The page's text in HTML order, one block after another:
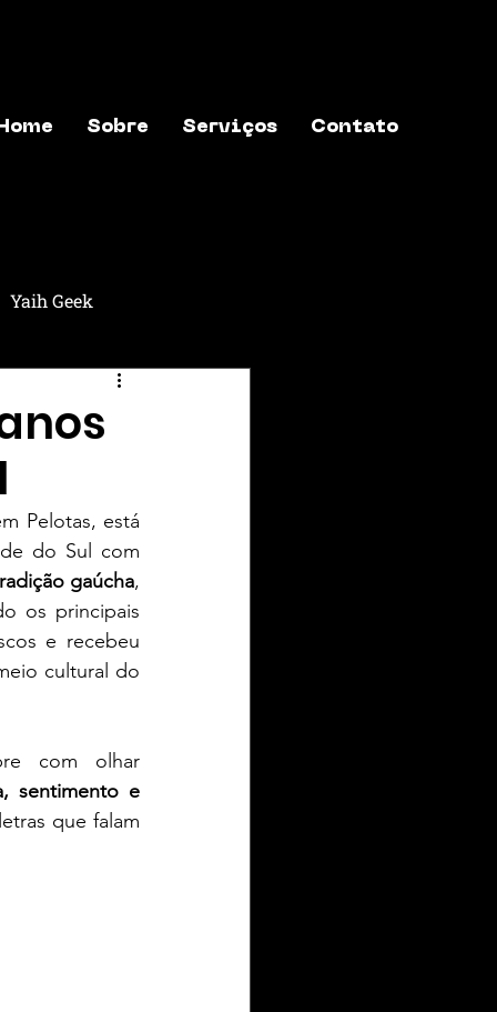
Sobre Serviços Contato
Yaih Geek
Pelotas, está
do Sul com
gaúcha,
os principais
e recebeu
cultural do
com olhar
sentimento e
que falam